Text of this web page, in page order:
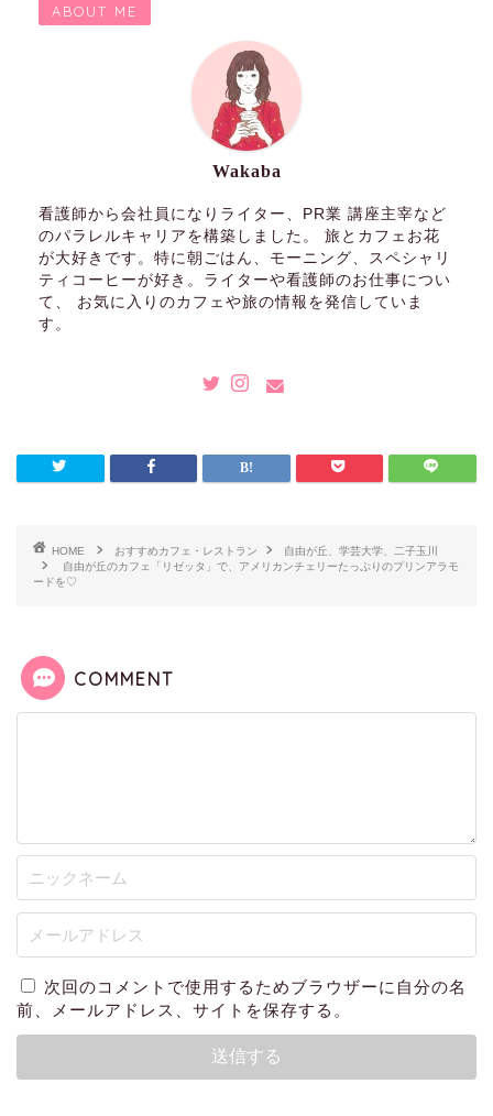
ABOUT ME
Wakaba
看護師から会社員になりライター、PR業 講座主宰など
のパラレルキャリアを構築しました。 旅とカフェお花
が大好きです。特に朝ごはん、モーニング、スペシャリ
ティコーヒーが好き。ライターや看護師のお仕事につい
て、 お気に入りのカフェや旅の情報を発信していま
す。
HOME おすすめカフェ・レストラン
自由が丘、学芸大学、二子玉川
自由が丘のカフェ「リゼッタ」で、アメリカンチェリーたっぷりのプリンアラモ
ードを♡
COMMENT
次回のコメントで使用するためブラウザーに自分の名
前、メールアドレス、サイトを保存する。